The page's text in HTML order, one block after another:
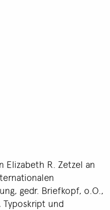
Elizabeth R. Zetzel an
gedr. Briefkopf, o.O.,
Typoskript und